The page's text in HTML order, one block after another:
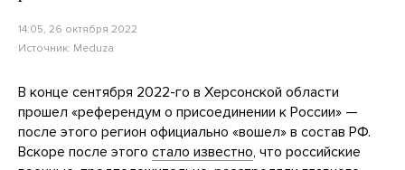
14:05, 26 октября 2022
Источник: Meduza
В конце сентября 2022-го в Херсонской области
прошел «референдум о присоединении к России» —
после этого регион официально «вошел» в состав РФ.
Вскоре после этого стало известно, что российские